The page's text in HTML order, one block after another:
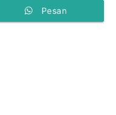
Pesan